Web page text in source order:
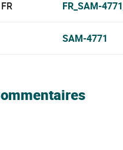
FR FR_SAM-
SAM-4771
commentaires